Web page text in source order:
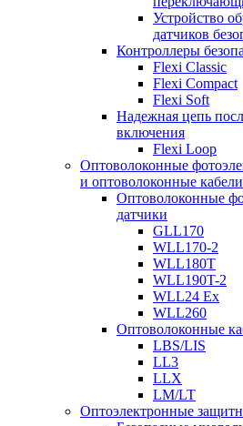
Устройство
датчиков
Контроллеры
Flexi Classic
Flexi Compact
Flexi Soft
Надежная цепь
включения
Flexi Loop
Оптоволоконные
и оптоволоконные кабели
Оптоволоконные
датчики
GLL170
WLL170-2
WLL180T
WLL190T-2
WLL24 Ex
WLL260
Оптоволоконные
LBS/LIS
LL3
LLX
LM/LT
Оптоэлектронные